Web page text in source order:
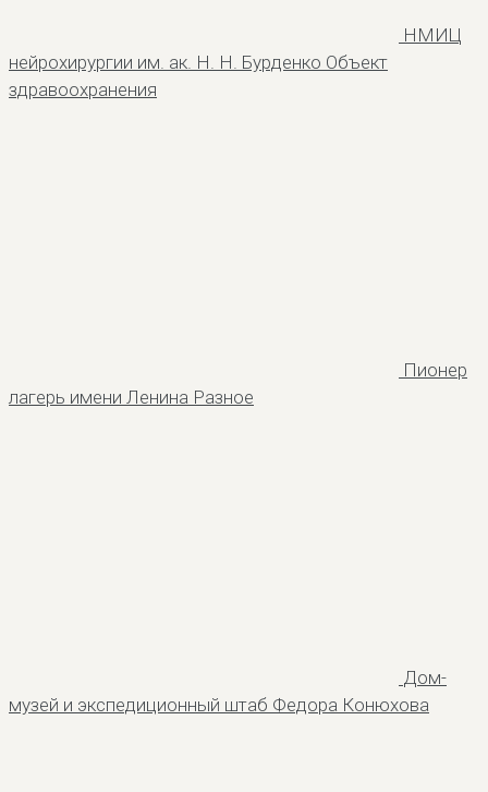
НМИЦ
нейрохирургии им. ак. Н. Н. Бурденко Объект
здравоохранения
Пионер
лагерь имени Ленина Разное
Дом-
музей и экспедиционный штаб Федора Конюхова